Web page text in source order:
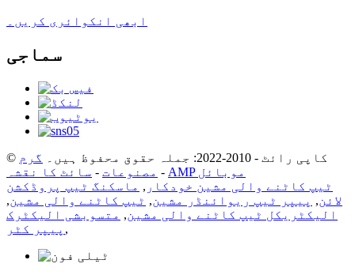
ابھی انکوائری کریں۔
سماجی
© کاپی رائٹ - 2010-2022: جملہ حقوق محفوظ ہیں۔
گرم
مصنوعات - سائٹ کا نقشہ -
AMP موبائل
ٹیپ کاٹنے والی مشین خودکار , ماسکنگ ٹیپ پروڈکشن
لائن, پیپر ٹیپ ریوائنڈر مشین, ٹیپ کاٹنے والی مشین,
الیکٹریکل ٹیپ کاٹنے والی مشین, متسوبشی الیکٹرک
پیپر کٹر ,